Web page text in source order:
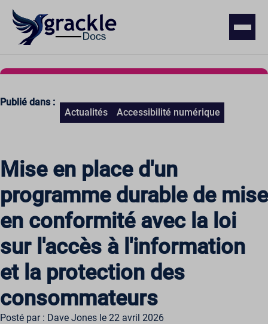
Publié dans :
Actualités
Accessibilité numérique
Mise en place d'un
programme durable de mise
en conformité avec la loi
sur l'accès à l'information
et la protection des
consommateurs
Posté par : Dave Jones le 22 avril 2026